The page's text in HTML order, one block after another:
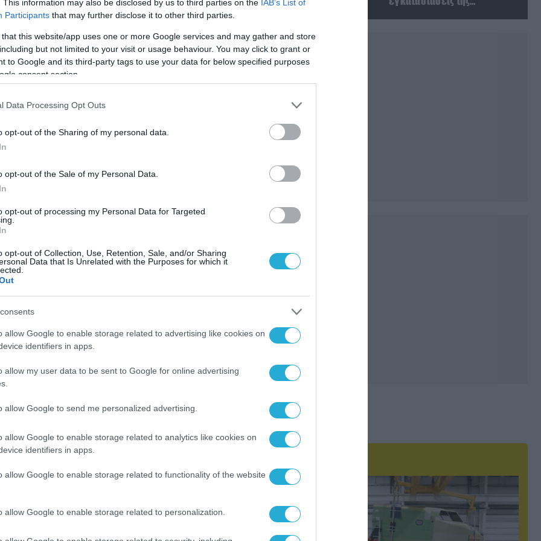
This information may also be disclosed by us to third parties on the IAB’s List of
Participants that may further disclose it to other third parties.
that this website/app uses one or more Google services and may gather and store
but not limited to your visit or usage behaviour. You may click to grant or
to Google and its third-party tags to use your data for below specified purposes
consent section.
Data Processing Opt Outs
opt-out of the Sharing of my personal data.
opt-out of the Sale of my Personal Data.
opt-out of processing my Personal Data for Targeted
opt-out of Collection, Use, Retention, Sale, and/or Sharing
Data that Is Unrelated with the Purposes for which it
allow Google to enable storage related to advertising like cookies on
identifiers in apps.
allow my user data to be sent to Google for online advertising
allow Google to send me personalized advertising.
allow Google to enable storage related to analytics like cookies on
identifiers in apps.
allow Google to enable storage related to functionality of the website
allow Google to enable storage related to personalization.
pronews.gr
ΑΡΘΡΟ
Κριμαία